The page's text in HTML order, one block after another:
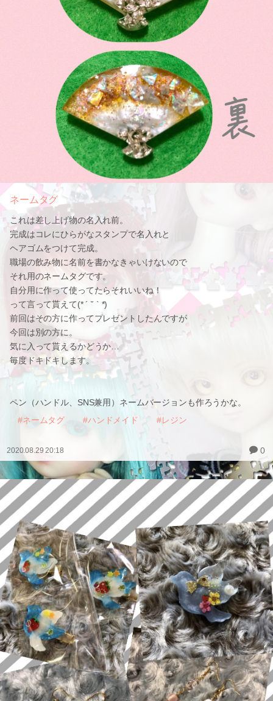
ネームタグ
これは差し上げ物の名入れ前。
完成はコレにひらがなスタンプで名入れと
ヘアゴムをつけて完成。
職場の飲み物に名前を書かなきゃいけないので
それ用のネームタグです。
自分用に作って使ってたらそれいいね！
って言って貰えて(* ´ ˘ ` *)
前回はその方に作ってプレゼントしたんですが
今回は別の方に。
気に入って貰えるかどうか…
毎度ドキドキします。
ペン（ハンドル、SNS兼用）ネームバージョンも作ろうかな。
#ネームタグ
#ハンドメイド #レジン
2020.08.29 20:18 0